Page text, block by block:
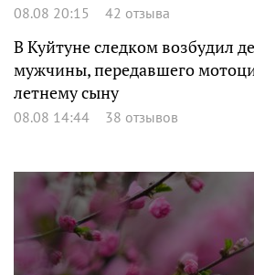
08.08 20:15 42 отзыва
В Куйтуне следком возбудил
мужчины, передавшего
летнему сыну
08.08 14:44 38 отзывов